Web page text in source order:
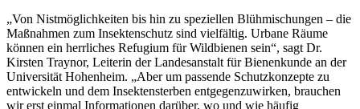
„Von Nistmöglichkeiten bis hin zu speziellen Blühmischungen – die
Maßnahmen zum Insektenschutz sind vielfältig. Urbane Räume
können ein herrliches Refugium für Wildbienen sein“, sagt Dr.
Kirsten Traynor, Leiterin der Landesanstalt für Bienenkunde an der
Universität Hohenheim. „Aber um passende Schutzkonzepte zu
entwickeln und dem Insektensterben entgegenzuwirken, brauchen
wir erst einmal Informationen darüber, wo und wie häufig